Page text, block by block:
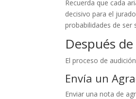
Recuerda que cada
decisivo para el
probabilidades de ser
Después
El proceso de
Envía un
Enviar una nota de